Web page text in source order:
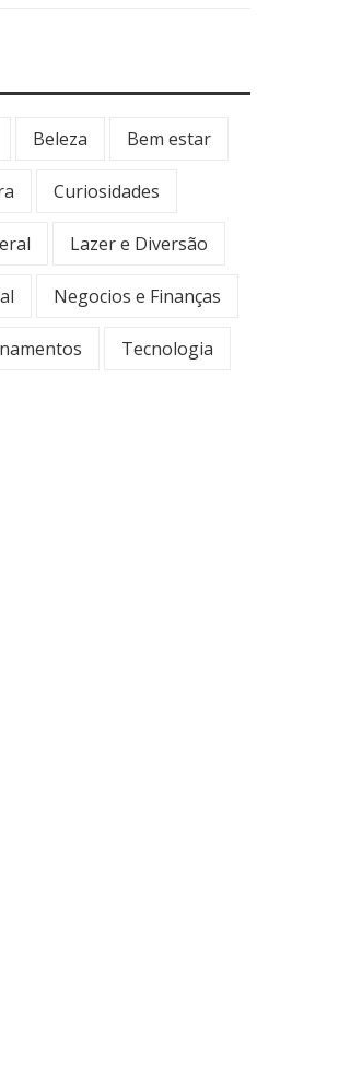
Beleza Bem estar
Curiosidades
Lazer e Diversão
Negocios e Finanças
Tecnologia